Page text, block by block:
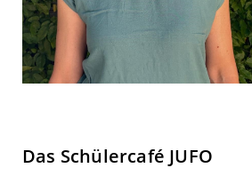
Das Schülercafé JUFO